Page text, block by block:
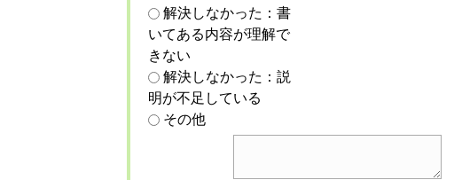
解決しなかった：書
いてある内容が理解で
きない
解決しなかった：説
明が不足している
その他